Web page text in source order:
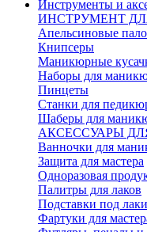
Инструменты и
ИНСТРУМЕНТ
Апельсиновые
Книпсеры
Маникюрные
Наборы для
Пинцеты
Станки для
Шаберы для
АКСЕССУАРЫ
Ванночки для
Защита для мастера
Одноразовая
Палитры для лаков
Подставки под лаки
Фартуки для